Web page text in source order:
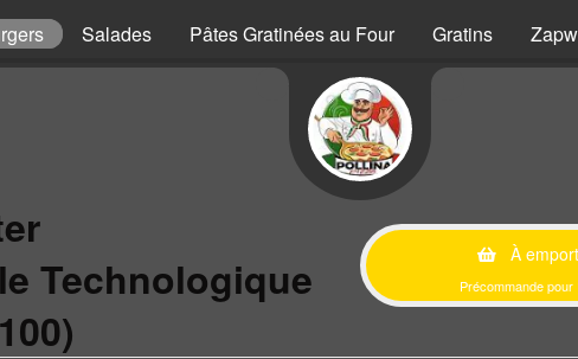
Salades Pâtes Gratinées au Four Gratins
Technologique
À
Précommande pour